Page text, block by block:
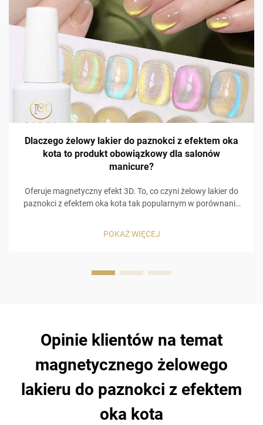
Dlaczego żelowy lakier do paznokci z efektem oka
kota to produkt obowiązkowy dla salonów
manicure?
Oferuje magnetyczny efekt 3D. To, co czyni żelowy lakier do
paznokci z efektem oka kota tak popularnym w porównaniu
holograficzny efekt 3D! Żelowy lakier do paznokci z efektem
oka kota zawiera specjalny, wbudowany w jego skład
POKAŻ WIĘCEJ
Opinie klientów na temat
magnetycznego żelowego
lakieru do paznokci z efektem
oka kota